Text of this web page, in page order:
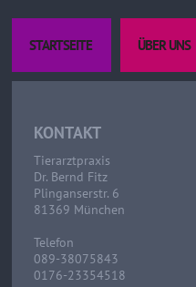
STARTSEITE ÜBER UNS
KONTAKT
Tierarztpraxis
Dr. Bernd Fitz
Plinganserstr. 6
81369 München
Telefon
089-38075843
0176-23354518